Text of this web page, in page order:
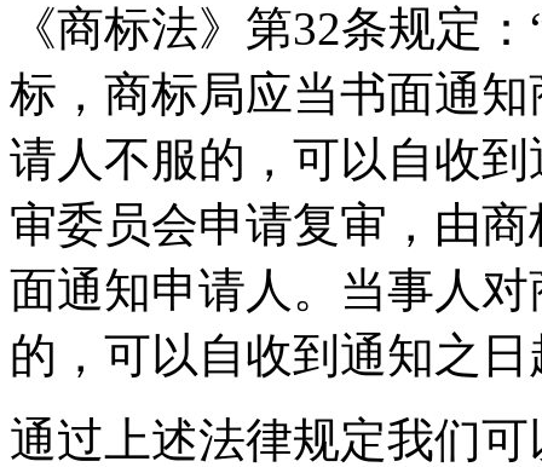
《商标法》第32条规定
标，商标局应当书面通
请人不服的，可以自收
审委员会申请复审，由
面通知申请人。当事人
的，可以自收到通知之
通过上述法律规定我们